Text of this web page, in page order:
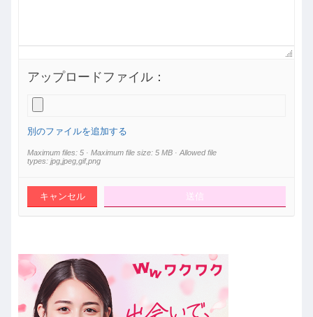
アップロードファイル：
別のファイルを追加する
Maximum files: 5 · Maximum file size: 5 MB · Allowed file
types: jpg,jpeg,gif,png
キャンセル